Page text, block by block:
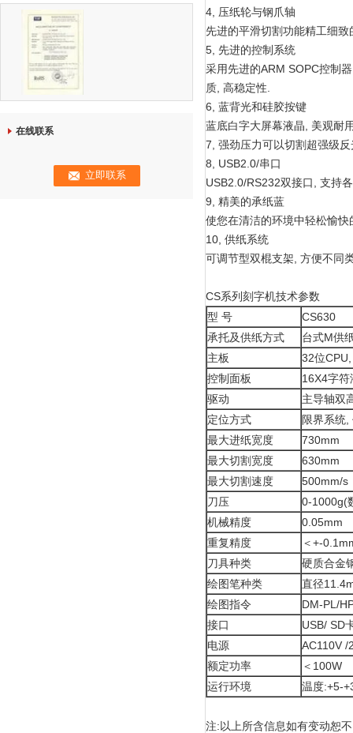
在线联系
4, 压纸轮与钢爪轴
先进的平滑切割功能精工细
5, 先进的控制系统
采用先进的ARM SOPC控制
质, 高稳定性.
6, 蓝背光和硅胶按键
蓝底白字大屏幕液晶, 美观耐
7, 强劲压力可以切割超强级
8, USB2.0/串口
USB2.0/RS232双接口, 支持
9, 精美的承纸蓝
使您在清洁的环境中轻松愉快
10, 供纸系统
可调节型双棍支架, 方便不同
CS系列刻字机技术参数
型 号
CS630
承托及供纸方式
台式M供
主板
32位
控制面板
16X4字
驱动
主导轴双
定位方式
限界系统,
最大进纸宽度
730mm
最大切割宽度
630mm
最大切割速度
500mm/s
刀压
0-1000g(
机械精度
0.05mm
重复精度
＜+-
刀具种类
硬质合金
绘图笔种类
直径
绘图指令
DM-PL/
接口
USB/ SD
电源
AC110V /
额定功率
＜100W
运行环境
温度:+5-
注:以上所含信息如有变动恕